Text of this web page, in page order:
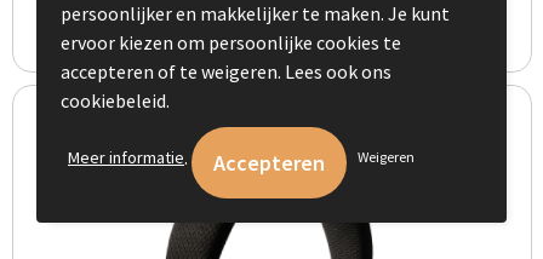
Bekijk
persoonlijker en makkelijker te maken. Je kunt
ervoor kiezen om persoonlijke cookies te
accepteren of te weigeren. Lees ook ons
cookiebeleid.
Meer informatie. Weigeren